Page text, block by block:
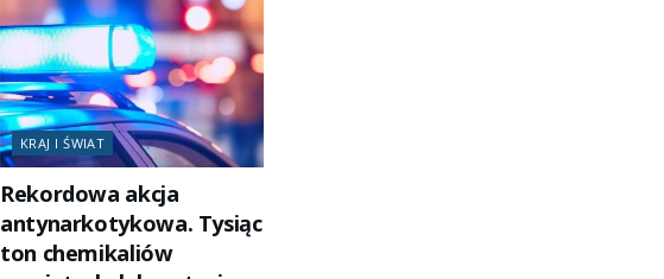
KRAJ I ŚWIAT
Rekordowa akcja
antynarkotykowa. Tysiąc
ton chemikaliów